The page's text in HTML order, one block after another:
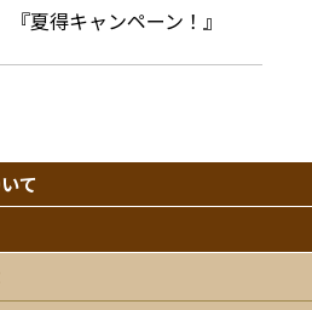
『夏得キャンペーン！』
て